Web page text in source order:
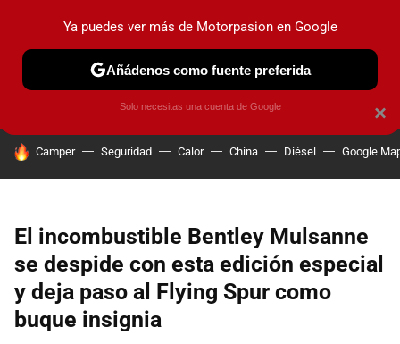
PRUEBAS COCHES ELÉCTRICOS OBSERVATORIO
HOY SE HABLA DE
Camper Seguridad Calor China Diésel Google
El incombustible Bentley Mulsanne
se despide con esta edición especial
y deja paso al Flying Spur como
buque insignia
×
Ya puedes ver más de Motorpasion en Google
Añádenos como fuente preferida
Solo necesitas una cuenta de Google